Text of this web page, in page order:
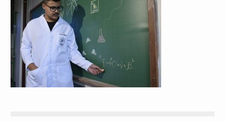
Publicaciones
Afiliación